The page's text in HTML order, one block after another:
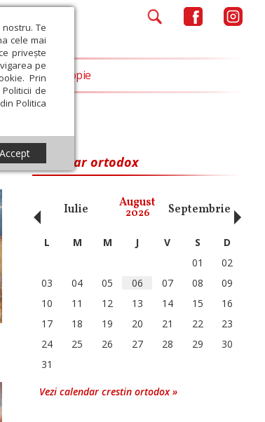
Te
cele mai
privește
pe
Prin
de
Politica
Accept
Filantropie
Calendar ortodox
Iunie Iulie August
2026 Septembrie
‹ L M M J V S
D
01
02
03
04 05 06 07 08
09
10
11 12 13 14 15
16
17
18 19 20 21 22
23
24
25 26 27 28 29
30
31
Vezi calendar crestin ortodox »